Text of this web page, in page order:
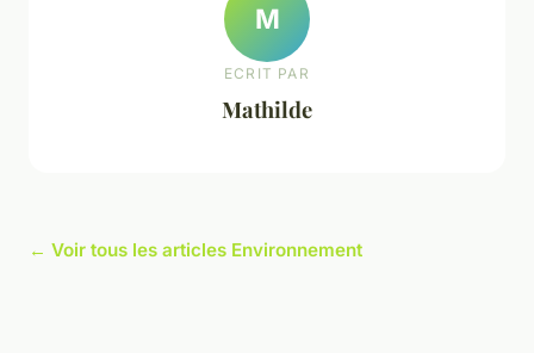
M
ECRIT PAR
Mathilde
← Voir tous les articles Environnement